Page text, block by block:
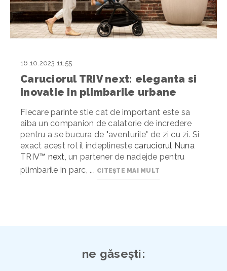
Caruciorul TRIV next: eleganta si
inovatie in plimbarile urbane
16.10.2023 11:55
Fiecare parinte stie cat de important este sa
aiba un companion de calatorie de incredere
pentru a se bucura de "aventurile" de zi cu zi. Si
exact acest rol il indeplineste caruciorul Nuna
TRIV™ next, un partener de nadejde pentru
plimbarile in parc, ... CITEȘTE MAI MULT
ne găsești: